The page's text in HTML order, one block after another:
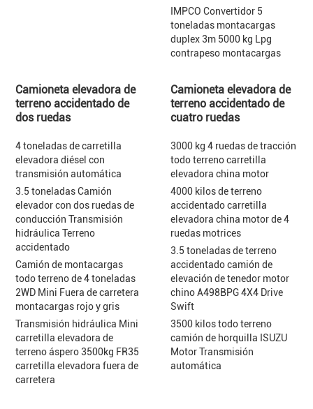
IMPCO Convertidor 5
toneladas montacargas
duplex 3m 5000 kg Lpg
contrapeso montacargas
Camioneta elevadora de
terreno accidentado de
dos ruedas
4 toneladas de carretilla
elevadora diésel con
transmisión automática
3.5 toneladas Camión
elevador con dos ruedas de
conducción Transmisión
hidráulica Terreno
accidentado
Camión de montacargas
todo terreno de 4 toneladas
2WD Mini Fuera de carretera
montacargas rojo y gris
Transmisión hidráulica Mini
carretilla elevadora de
terreno áspero 3500kg FR35
carretilla elevadora fuera de
carretera
Camioneta elevadora de
terreno accidentado de
cuatro ruedas
3000 kg 4 ruedas de tracción
todo terreno carretilla
elevadora china motor
4000 kilos de terreno
accidentado carretilla
elevadora china motor de 4
ruedas motrices
3.5 toneladas de terreno
accidentado camión de
elevación de tenedor motor
chino A498BPG 4X4 Drive
Swift
3500 kilos todo terreno
camión de horquilla ISUZU
Motor Transmisión
automática